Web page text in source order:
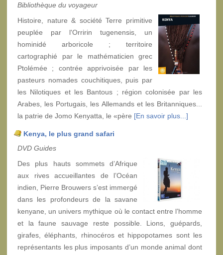
Bibliothèque du voyageur
Histoire, nature & société Terre primitive
peuplée par l'Orririn tugenensis, un
hominidé arboricole ; territoire
cartographié par le mathématicien grec
Ptolémée ; contrée apprivoisée par les
pasteurs nomades couchitiques, puis par
les Nilotiques et les Bantous ; région colonisée par les
Arabes, les Portugais, les Allemands et les Britanniques...
la patrie de Jomo Kenyatta, le «père [En savoir plus...]
Kenya, le plus grand safari
DVD Guides
Des plus hauts sommets d’Afrique
aux rives accueillantes de l’Océan
indien, Pierre Brouwers s’est immergé
dans les profondeurs de la savane
kenyane, un univers mythique où le contact entre l’homme
et la faune sauvage reste possible. Lions, guépards,
girafes, éléphants, rhinocéros et hippopotames sont les
représentants les plus imposants d’un monde animal dont